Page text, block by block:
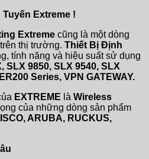
Extreme !
Extreme cũng là một dòng
thị trường. Thiết Bị Định
tính năng và hiệu suất sử dụng
SLX 9850, SLX 9540, SLX
Series, VPN GATEWAY.
EXTREME là Wireless
của những dòng sản phẩm
ARUBA, RUCKUS,